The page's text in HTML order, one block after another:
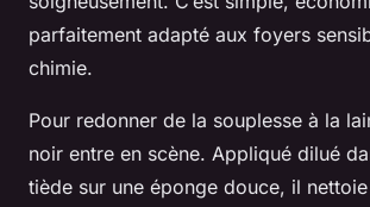
parfaitement adapté aux foyers
chimie.
Pour redonner de la souplesse à la
noir entre en scène. Appliqué dilué
tiède sur une éponge douce, il